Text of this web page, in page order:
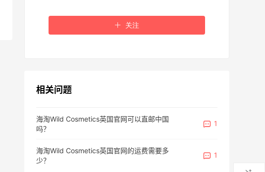
关注
相关问题
海淘Wild Cosmetics英国官网可以直邮中国
吗？
1
海淘Wild Cosmetics英国官网的运费需要多
少？
1